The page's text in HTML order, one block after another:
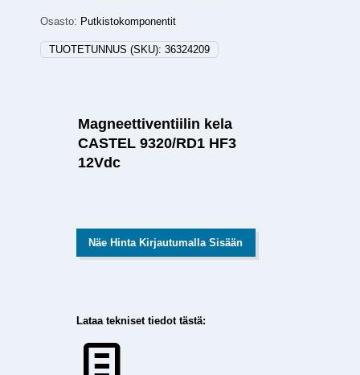
Osasto: Putkistokomponentit
TUOTETUNNUS (SKU): 36324209
Magneettiventiilin kela
CASTEL 9320/RD1 HF3
12Vdc
Näe Hinta Kirjautumalla Sisään
Lataa tekniset tiedot tästä: